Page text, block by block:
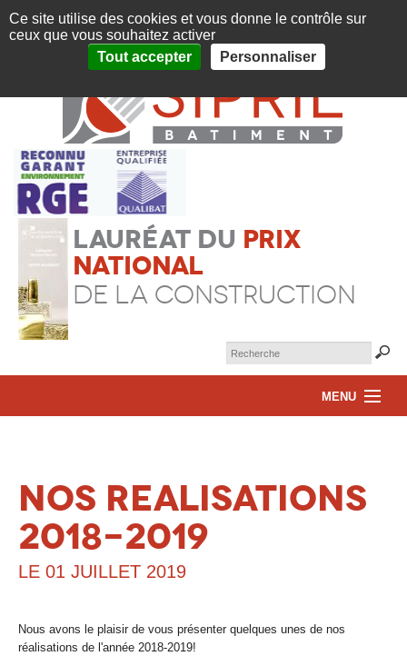
OUVERT TOUTE L'ANNÉE DU LUNDI AU VENDREDI DE 08H À 12H ET DE
14H À 18H
|
CONTACTEZ-NOUS AU 04 68 85 53 84
DEMANDE DE DEVIS EN LIGNE
Lauréat du prix
national
de la construction
MENU
SAVOIR-FAIRE
GALERIE PHOTOS
RÉFÉRENCES
CONTACT
NOS REALISATIONS
2018-2019
LE 01 JUILLET 2019
Nous avons le plaisir de vous présenter quelques unes de nos
réalisations de l'année 2018-2019!
Panneau de gestion des cookies
Ce site utilise des cookies et vous donne le contrôle sur
ceux que vous souhaitez activer
Tout accepter
Personnaliser